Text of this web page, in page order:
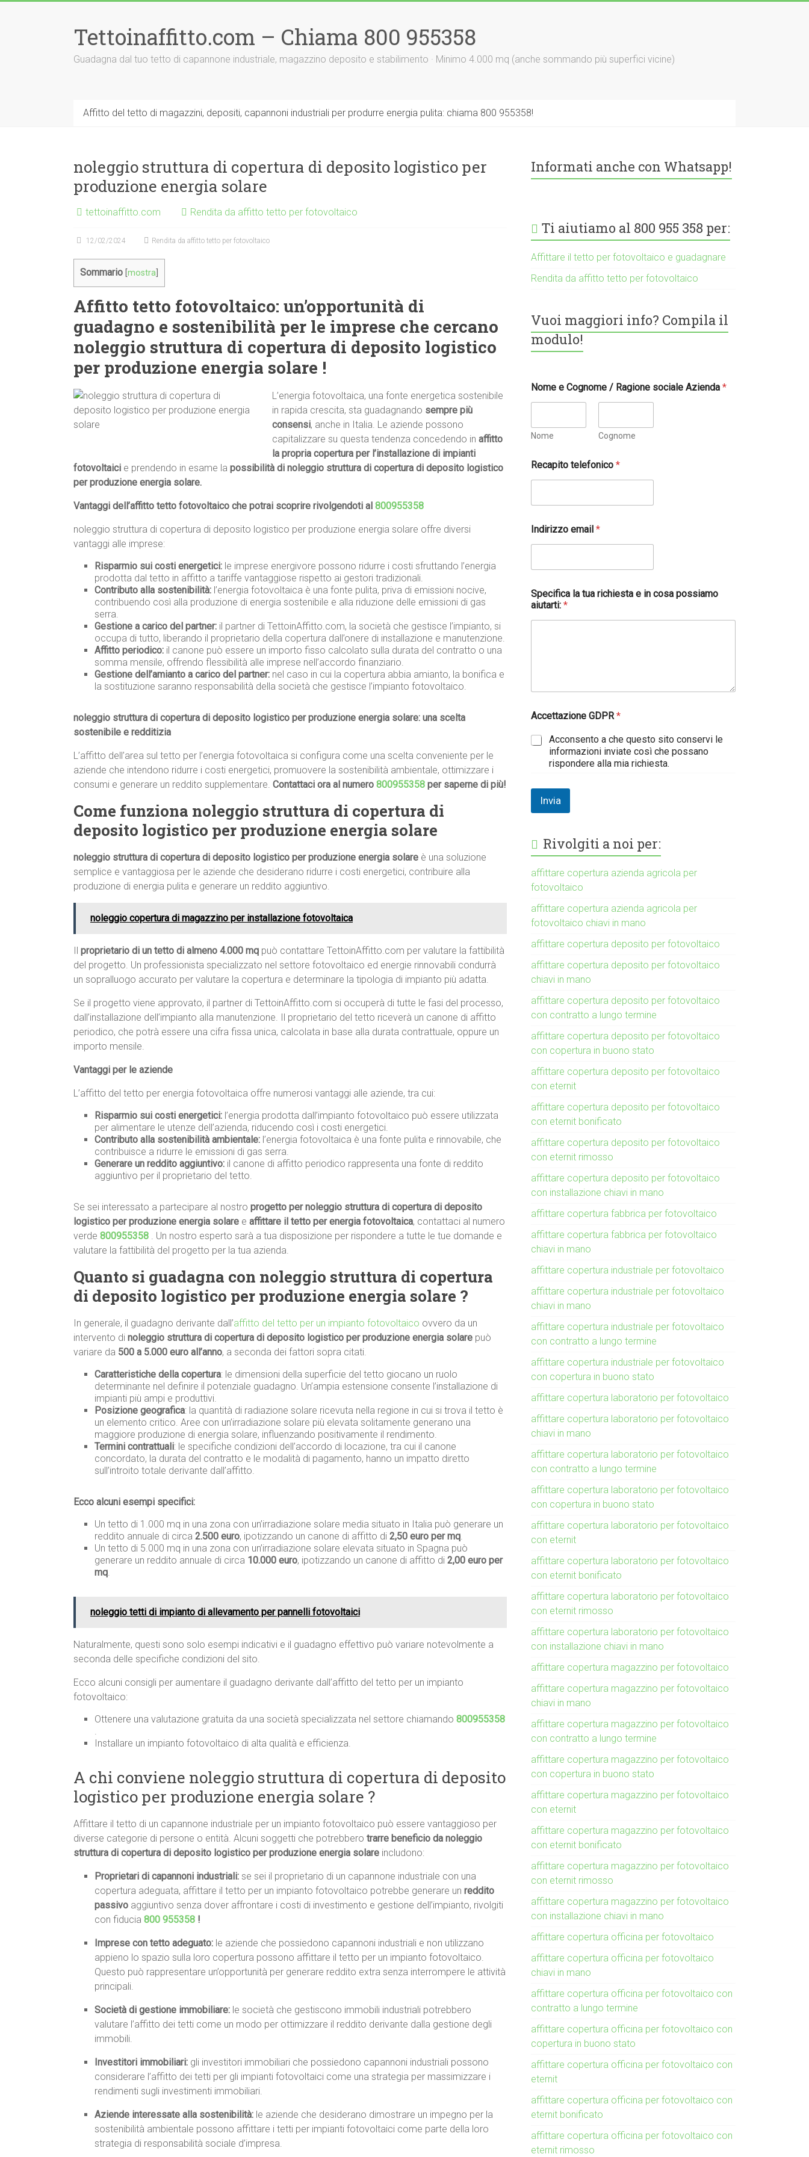
Tettoinaffitto.com – Chiama 800 955358
Guadagna dal tuo tetto di capannone industriale, magazzino deposito e stabilimento · Minimo 4.000 mq (anche sommando più superfici vicine)
Affitto del tetto di magazzini, depositi, capannoni industriali per produrre energia pulita: chiama 800 955358!
noleggio struttura di copertura di deposito logistico per
produzione energia solare
tettoinaffitto.com Rendita da affitto tetto per fotovoltaico
12/02/2024 Rendita da affitto tetto per fotovoltaico
Sommario mostra
Affitto tetto fotovoltaico: un’opportunità di
guadagno e sostenibilità per le imprese che cercano
noleggio struttura di copertura di deposito logistico
per produzione energia solare !
L’energia fotovoltaica, una fonte energetica sostenibile
in rapida crescita, sta guadagnando sempre più
consensi, anche in Italia. Le aziende possono
capitalizzare su questa tendenza concedendo in affitto
la propria copertura per l’installazione di impianti
fotovoltaici e prendendo in esame la possibilità di noleggio struttura di copertura di deposito logistico
per produzione energia solare.
Vantaggi dell’affitto tetto fotovoltaico che potrai scoprire rivolgendoti al 800955358
noleggio struttura di copertura di deposito logistico per produzione energia solare offre diversi
vantaggi alle imprese:
Risparmio sui costi energetici: le imprese energivore possono ridurre i costi sfruttando l’energia
prodotta dal tetto in affitto a tariffe vantaggiose rispetto ai gestori tradizionali.
Contributo alla sostenibilità: l’energia fotovoltaica è una fonte pulita, priva di emissioni nocive,
contribuendo così alla produzione di energia sostenibile e alla riduzione delle emissioni di gas
serra.
Gestione a carico del partner: il partner di TettoinAffitto.com, la società che gestisce l’impianto, si
occupa di tutto, liberando il proprietario della copertura dall’onere di installazione e manutenzione.
Affitto periodico: il canone può essere un importo fisso calcolato sulla durata del contratto o una
somma mensile, offrendo flessibilità alle imprese nell’accordo finanziario.
Gestione dell’amianto a carico del partner: nel caso in cui la copertura abbia amianto, la bonifica e
la sostituzione saranno responsabilità della società che gestisce l’impianto fotovoltaico.
noleggio struttura di copertura di deposito logistico per produzione energia solare: una scelta
sostenibile e redditizia
L’affitto dell’area sul tetto per l’energia fotovoltaica si configura come una scelta conveniente per le
aziende che intendono ridurre i costi energetici, promuovere la sostenibilità ambientale, ottimizzare i
consumi e generare un reddito supplementare. Contattaci ora al numero 800955358 per saperne di più!
Come funziona noleggio struttura di copertura di
deposito logistico per produzione energia solare
noleggio struttura di copertura di deposito logistico per produzione energia solare è una soluzione
semplice e vantaggiosa per le aziende che desiderano ridurre i costi energetici, contribuire alla
produzione di energia pulita e generare un reddito aggiuntivo.
noleggio copertura di magazzino per installazione fotovoltaica
proprietario di un tetto di almeno 4.000 mq può contattare TettoinAffitto.com per valutare la fattibilità
del progetto. Un professionista specializzato nel settore fotovoltaico ed energie rinnovabili condurrà
un sopralluogo accurato per valutare la copertura e determinare la tipologia di impianto più adatta.
Se il progetto viene approvato, il partner di TettoinAffitto.com si occuperà di tutte le fasi del processo,
dall’installazione dell’impianto alla manutenzione. Il proprietario del tetto riceverà un canone di affitto
periodico, che potrà essere una cifra fissa unica, calcolata in base alla durata contrattuale, oppure un
importo mensile.
Vantaggi per le aziende
L’affitto del tetto per energia fotovoltaica offre numerosi vantaggi alle aziende, tra cui:
Risparmio sui costi energetici: l’energia prodotta dall’impianto fotovoltaico può essere utilizzata
per alimentare le utenze dell’azienda, riducendo così i costi energetici.
Contributo alla sostenibilità ambientale: l’energia fotovoltaica è una fonte pulita e rinnovabile, che
contribuisce a ridurre le emissioni di gas serra.
Generare un reddito aggiuntivo: il canone di affitto periodico rappresenta una fonte di reddito
aggiuntivo per il proprietario del tetto.
Se sei interessato a partecipare al nostro progetto per noleggio struttura di copertura di deposito
logistico per produzione energia solare e affittare il tetto per energia fotovoltaica, contattaci al numero
verde 800955358 . Un nostro esperto sarà a tua disposizione per rispondere a tutte le tue domande e
valutare la fattibilità del progetto per la tua azienda.
Quanto si guadagna con noleggio struttura di copertura
di deposito logistico per produzione energia solare ?
In generale, il guadagno derivante dall’affitto del tetto per un impianto fotovoltaico ovvero da un
intervento di noleggio struttura di copertura di deposito logistico per produzione energia solare può
variare da 500 a 5.000 euro all’anno, a seconda dei fattori sopra citati.
Caratteristiche della copertura: le dimensioni della superficie del tetto giocano un ruolo
determinante nel definire il potenziale guadagno. Un’ampia estensione consente l’installazione di
impianti più ampi e produttivi.
Posizione geografica: la quantità di radiazione solare ricevuta nella regione in cui si trova il tetto è
un elemento critico. Aree con un’irradiazione solare più elevata solitamente generano una
maggiore produzione di energia solare, influenzando positivamente il rendimento.
Termini contrattuali: le specifiche condizioni dell’accordo di locazione, tra cui il canone
concordato, la durata del contratto e le modalità di pagamento, hanno un impatto diretto
sull’introito totale derivante dall’affitto.
Ecco alcuni esempi specifici:
Un tetto di 1.000 mq in una zona con un’irradiazione solare media situato in Italia può generare un
reddito annuale di circa 2.500 euro, ipotizzando un canone di affitto di 2,50 euro per mq.
Un tetto di 5.000 mq in una zona con un’irradiazione solare elevata situato in Spagna può
generare un reddito annuale di circa 10.000 euro, ipotizzando un canone di affitto di 2,00 euro per
mq.
noleggio tetti di impianto di allevamento per pannelli fotovoltaici
Naturalmente, questi sono solo esempi indicativi e il guadagno effettivo può variare notevolmente a
seconda delle specifiche condizioni del sito.
Ecco alcuni consigli per aumentare il guadagno derivante dall’affitto del tetto per un impianto
fotovoltaico:
Ottenere una valutazione gratuita da una società specializzata nel settore chiamando 800955358
.
Installare un impianto fotovoltaico di alta qualità e efficienza.
A chi conviene noleggio struttura di copertura di deposito
logistico per produzione energia solare ?
Affittare il tetto di un capannone industriale per un impianto fotovoltaico può essere vantaggioso per
diverse categorie di persone o entità. Alcuni soggetti che potrebbero trarre beneficio da noleggio
struttura di copertura di deposito logistico per produzione energia solare includono:
Proprietari di capannoni industriali: se sei il proprietario di un capannone industriale con una
copertura adeguata, affittare il tetto per un impianto fotovoltaico potrebbe generare un reddito
passivo aggiuntivo senza dover affrontare i costi di investimento e gestione dell’impianto, rivolgiti
con fiducia 800 955358 !
Imprese con tetto adeguato: le aziende che possiedono capannoni industriali e non utilizzano
appieno lo spazio sulla loro copertura possono affittare il tetto per un impianto fotovoltaico.
Questo può rappresentare un’opportunità per generare reddito extra senza interrompere le attività
principali.
Società di gestione immobiliare: le società che gestiscono immobili industriali potrebbero
valutare l’affitto dei tetti come un modo per ottimizzare il reddito derivante dalla gestione degli
immobili.
Investitori immobiliari: gli investitori immobiliari che possiedono capannoni industriali possono
considerare l’affitto dei tetti per gli impianti fotovoltaici come una strategia per massimizzare i
rendimenti sugli investimenti immobiliari.
Aziende interessate alla sostenibilità: le aziende che desiderano dimostrare un impegno per la
sostenibilità ambientale possono affittare i tetti per impianti fotovoltaici come parte della loro
strategia di responsabilità sociale d’impresa.
Informati anche con Whatsapp!
Ti aiutiamo al 800 955 358 per:
Affittare il tetto per fotovoltaico e guadagnare
Rendita da affitto tetto per fotovoltaico
Vuoi maggiori info? Compila il
modulo!
Nome e Cognome / Ragione sociale Azienda*
Nome Cognome
Recapito telefonico*
Indirizzo email*
Specifica la tua richiesta e in cosa possiamo
aiutarti:*
Accettazione GDPR*
Acconsento a che questo sito conservi le
informazioni inviate così che possano
rispondere alla mia richiesta.
Invia
Rivolgiti a noi per:
affittare copertura azienda agricola per
fotovoltaico
affittare copertura azienda agricola per
fotovoltaico chiavi in mano
affittare copertura deposito per fotovoltaico
affittare copertura deposito per fotovoltaico
chiavi in mano
affittare copertura deposito per fotovoltaico
con contratto a lungo termine
affittare copertura deposito per fotovoltaico
con copertura in buono stato
affittare copertura deposito per fotovoltaico
con eternit
affittare copertura deposito per fotovoltaico
con eternit bonificato
affittare copertura deposito per fotovoltaico
con eternit rimosso
affittare copertura deposito per fotovoltaico
con installazione chiavi in mano
affittare copertura fabbrica per fotovoltaico
affittare copertura fabbrica per fotovoltaico
chiavi in mano
affittare copertura industriale per fotovoltaico
affittare copertura industriale per fotovoltaico
chiavi in mano
affittare copertura industriale per fotovoltaico
con contratto a lungo termine
affittare copertura industriale per fotovoltaico
con copertura in buono stato
affittare copertura laboratorio per fotovoltaico
affittare copertura laboratorio per fotovoltaico
chiavi in mano
affittare copertura laboratorio per fotovoltaico
con contratto a lungo termine
affittare copertura laboratorio per fotovoltaico
con copertura in buono stato
affittare copertura laboratorio per fotovoltaico
con eternit
affittare copertura laboratorio per fotovoltaico
con eternit bonificato
affittare copertura laboratorio per fotovoltaico
con eternit rimosso
affittare copertura laboratorio per fotovoltaico
con installazione chiavi in mano
affittare copertura magazzino per fotovoltaico
affittare copertura magazzino per fotovoltaico
chiavi in mano
affittare copertura magazzino per fotovoltaico
con contratto a lungo termine
affittare copertura magazzino per fotovoltaico
con copertura in buono stato
affittare copertura magazzino per fotovoltaico
con eternit
affittare copertura magazzino per fotovoltaico
con eternit bonificato
affittare copertura magazzino per fotovoltaico
con eternit rimosso
affittare copertura magazzino per fotovoltaico
con installazione chiavi in mano
affittare copertura officina per fotovoltaico
affittare copertura officina per fotovoltaico
chiavi in mano
affittare copertura officina per fotovoltaico con
contratto a lungo termine
affittare copertura officina per fotovoltaico con
copertura in buono stato
affittare copertura officina per fotovoltaico con
eternit
affittare copertura officina per fotovoltaico con
eternit bonificato
affittare copertura officina per fotovoltaico con
eternit rimosso